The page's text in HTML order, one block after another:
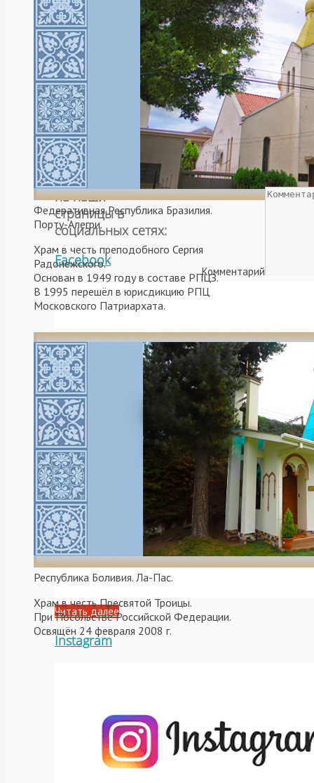
Федеративная Республика Бразилия.
Порту-Алегри.
Храм в честь преподобного Сергия
Радонежского.
Основан в 1949 году в составе РПЦЗ.
В 1995 перешёл в юрисдикцию РПЦ
Московского Патриархата.
Республика Боливия. Ла-Пас.
Храм в честь Пресвятой Троицы.
При Посольстве Российской Федерации.
Освящён 24 февраля 2008 г.
Click to share on
Iglesia Ortodoxa Rusa
епархия,архиерей ,
Русская Православная
Митрополит Игнатий
Объявляется XIII
Добавить
Ваш e-mail не будет
Комментарий
Имя
Нажмите галочку
Адрес сайта
Читать далее
Подписывайтесь
на наши
страницы в
социальных сетях:
Facebook
Читать далее
Instagram